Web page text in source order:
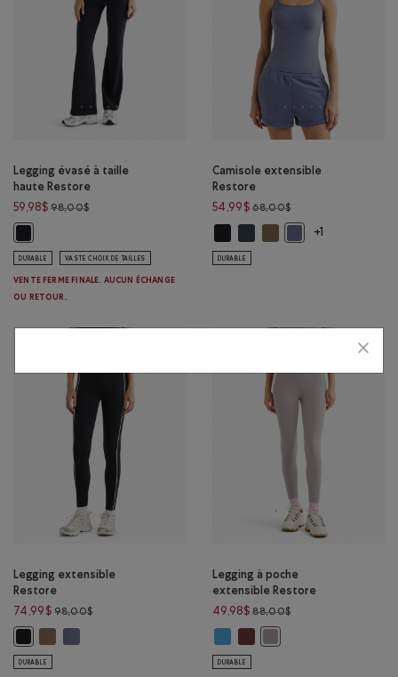
Legging évasé à taille
haute Restore
59,98$ 98,00$Prix réduit de 98,00$ à 59,98$
DURABLE VASTE CHOIX DE TAILLES
VENTE FERME FINALE. AUCUN ÉCHANGE
OU RETOUR.
Camisole extensible
Restore
54,99$ 68,00$Prix réduit de
Camisole extensible Restore:
Camisole extensible Restore:
Camisole extensible
Camisole extensible
+1
DURABLE
Legging extensible
Restore
74,99$ 98,00$Prix réduit de 98,00$ à 74,99$
DURABLE
Legging à poche
extensible Restore
49,98$ 88,00$Prix réduit de
DURABLE